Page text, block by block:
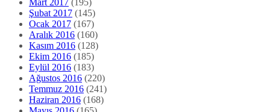
Şubat 2017 (145)
Ocak 2017 (167)
Aralık 2016 (160)
Kasım 2016 (128)
Ekim 2016 (185)
Eylül 2016 (183)
Ağustos 2016 (220)
Temmuz 2016 (241)
Haziran 2016 (168)